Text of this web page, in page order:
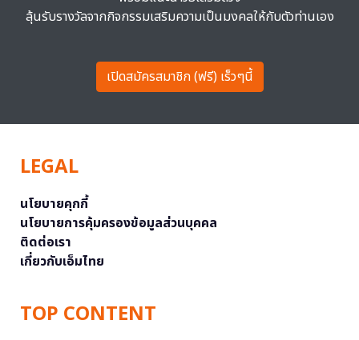
ลุ้นรับรางวัลจากกิจกรรมเสริมความเป็นมงคลให้กับตัวท่านเอง
เปิดสมัครสมาชิก (ฟรี) เร็วๆนี้
LEGAL
นโยบายคุกกี้
นโยบายการคุ้มครองข้อมูลส่วนบุคคล
ติดต่อเรา
เกี่ยวกับเอ็มไทย
TOP CONTENT